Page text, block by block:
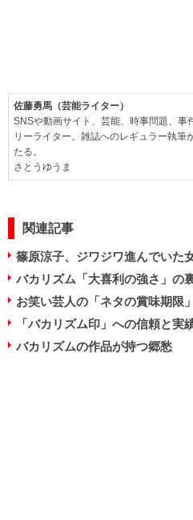
佐藤勇馬（芸能ライター）
SNSや動画サイト、芸能、時事問題、事
リーライター。雑誌へのレギュラー執筆
たる。
さとうゆうま
関連記事
篠原涼子、ジワジワ進んでいた
バカリズム「大喜利の強さ」の
お笑い芸人の「ネタの賞味期限
「バカリズム印」への信頼と実
バカリズムの作品が持つ郷愁